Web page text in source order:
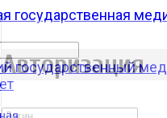
р
Авторизация